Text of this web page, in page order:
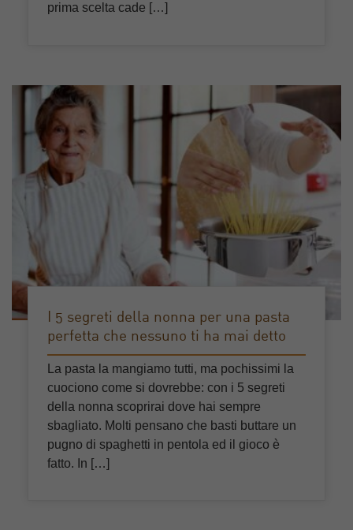
prima scelta cade […]
I 5 segreti della nonna per una pasta
perfetta che nessuno ti ha mai detto
La pasta la mangiamo tutti, ma pochissimi la
cuociono come si dovrebbe: con i 5 segreti
della nonna scoprirai dove hai sempre
sbagliato. Molti pensano che basti buttare un
pugno di spaghetti in pentola ed il gioco è
fatto. In […]